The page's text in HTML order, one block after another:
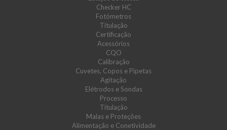
Checker HC
Fotómetros
Titulação
Certificação
Acessórios
CQO
Calibração
Cuvetes, Copos e Pipetas
Agitação
Elétrodos e Sondas
Processo
Titulação
Malas e Proteções
Alimentação e Conetividade